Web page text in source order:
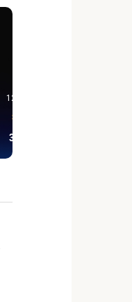
12:00
36°